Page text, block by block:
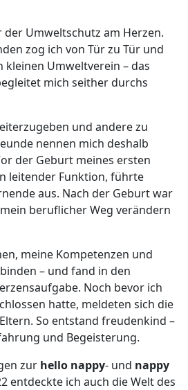
der Umweltschutz am Herzen.
zog ich von Tür zu Tür und
Umweltverein – das
mich seither durchs
und andere zu
nennen mich deshalb
der Geburt meines ersten
leitender Funktion, führte
aus. Nach der Geburt war
beruflicher Weg verändern
meine Kompetenzen und
– und fand in den
Noch bevor ich
hatte, meldeten sich die
So entstand freudenkind –
und Begeisterung.
zur hello nappy- und nappy
entdeckte ich auch die Welt des